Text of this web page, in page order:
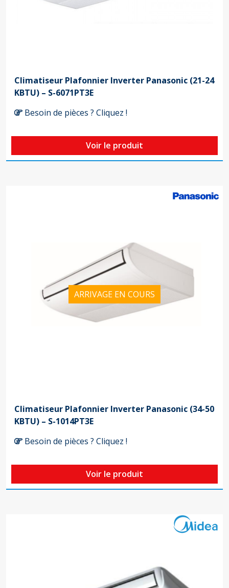
Climatiseur Plafonnier Inverter Panasonic (21-24
KBTU) – S-6071PT3E
Besoin de pièces ? Cliquez !
Voir le produit
ARRIVAGE EN COURS
Climatiseur Plafonnier Inverter Panasonic (34-50
KBTU) – S-1014PT3E
Besoin de pièces ? Cliquez !
Voir le produit